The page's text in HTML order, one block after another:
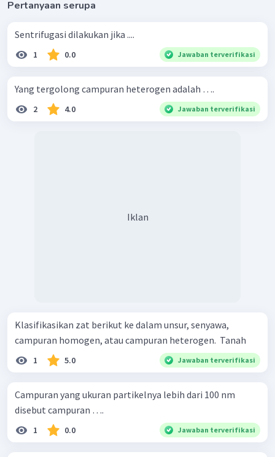
Pertanyaan serupa
Sentrifugasi dilakukan jika ....
1 0.0 Jawaban terverifikasi
Yang tergolong campuran heterogen adalah ….
2 4.0 Jawaban terverifikasi
Iklan
Klasifikasikan zat berikut ke dalam unsur, senyawa,
campuran homogen, atau campuran heterogen. ​ Tanah
1 5.0 Jawaban terverifikasi
Campuran yang ukuran partikelnya lebih dari 100 nm
disebut campuran ….
1 0.0 Jawaban terverifikasi